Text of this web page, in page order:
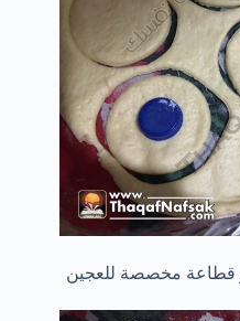
قطاعة مخصصة للعجين